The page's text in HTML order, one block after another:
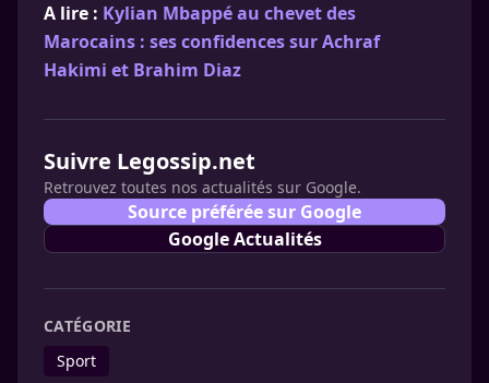
A lire : Kylian Mbappé au chevet des
Marocains : ses confidences sur Achraf
Hakimi et Brahim Diaz
Suivre Legossip.net
Retrouvez toutes nos actualités sur Google.
Source préférée sur Google
Google Actualités
CATÉGORIE
Sport